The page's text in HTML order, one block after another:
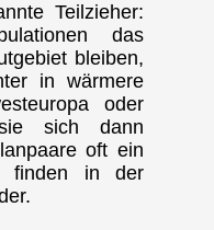
Teilzieher:
das
bleiben,
in wärmere
oder
sich dann
oft ein
finden in der